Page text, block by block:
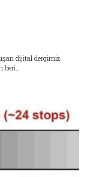
dijital dergimiz
beri…